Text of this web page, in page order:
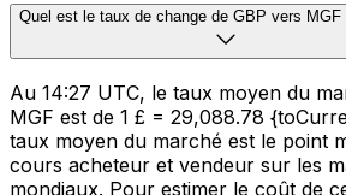
Quel est le taux de change de GBP vers MGF
Au 14:27 UTC, le taux moyen du
MGF est de 1 £ = 29,088.78
taux moyen du marché est le point
cours acheteur et vendeur sur les
mondiaux. Pour estimer le coût de